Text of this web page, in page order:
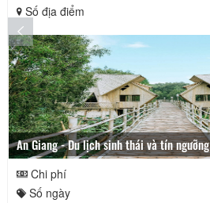
Số địa điểm
An Giang - Du lịch sinh thái và tín ngưỡng
Chi phí
Số ngày